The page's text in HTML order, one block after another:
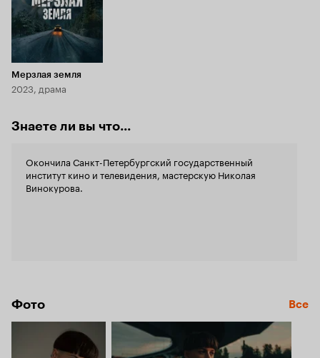
Мерзлая земля
2023, драма
Знаете ли вы что...
Окончила Санкт-Петербургский государственный
институт кино и телевидения, мастерскую Николая
Винокурова.
Фото Все